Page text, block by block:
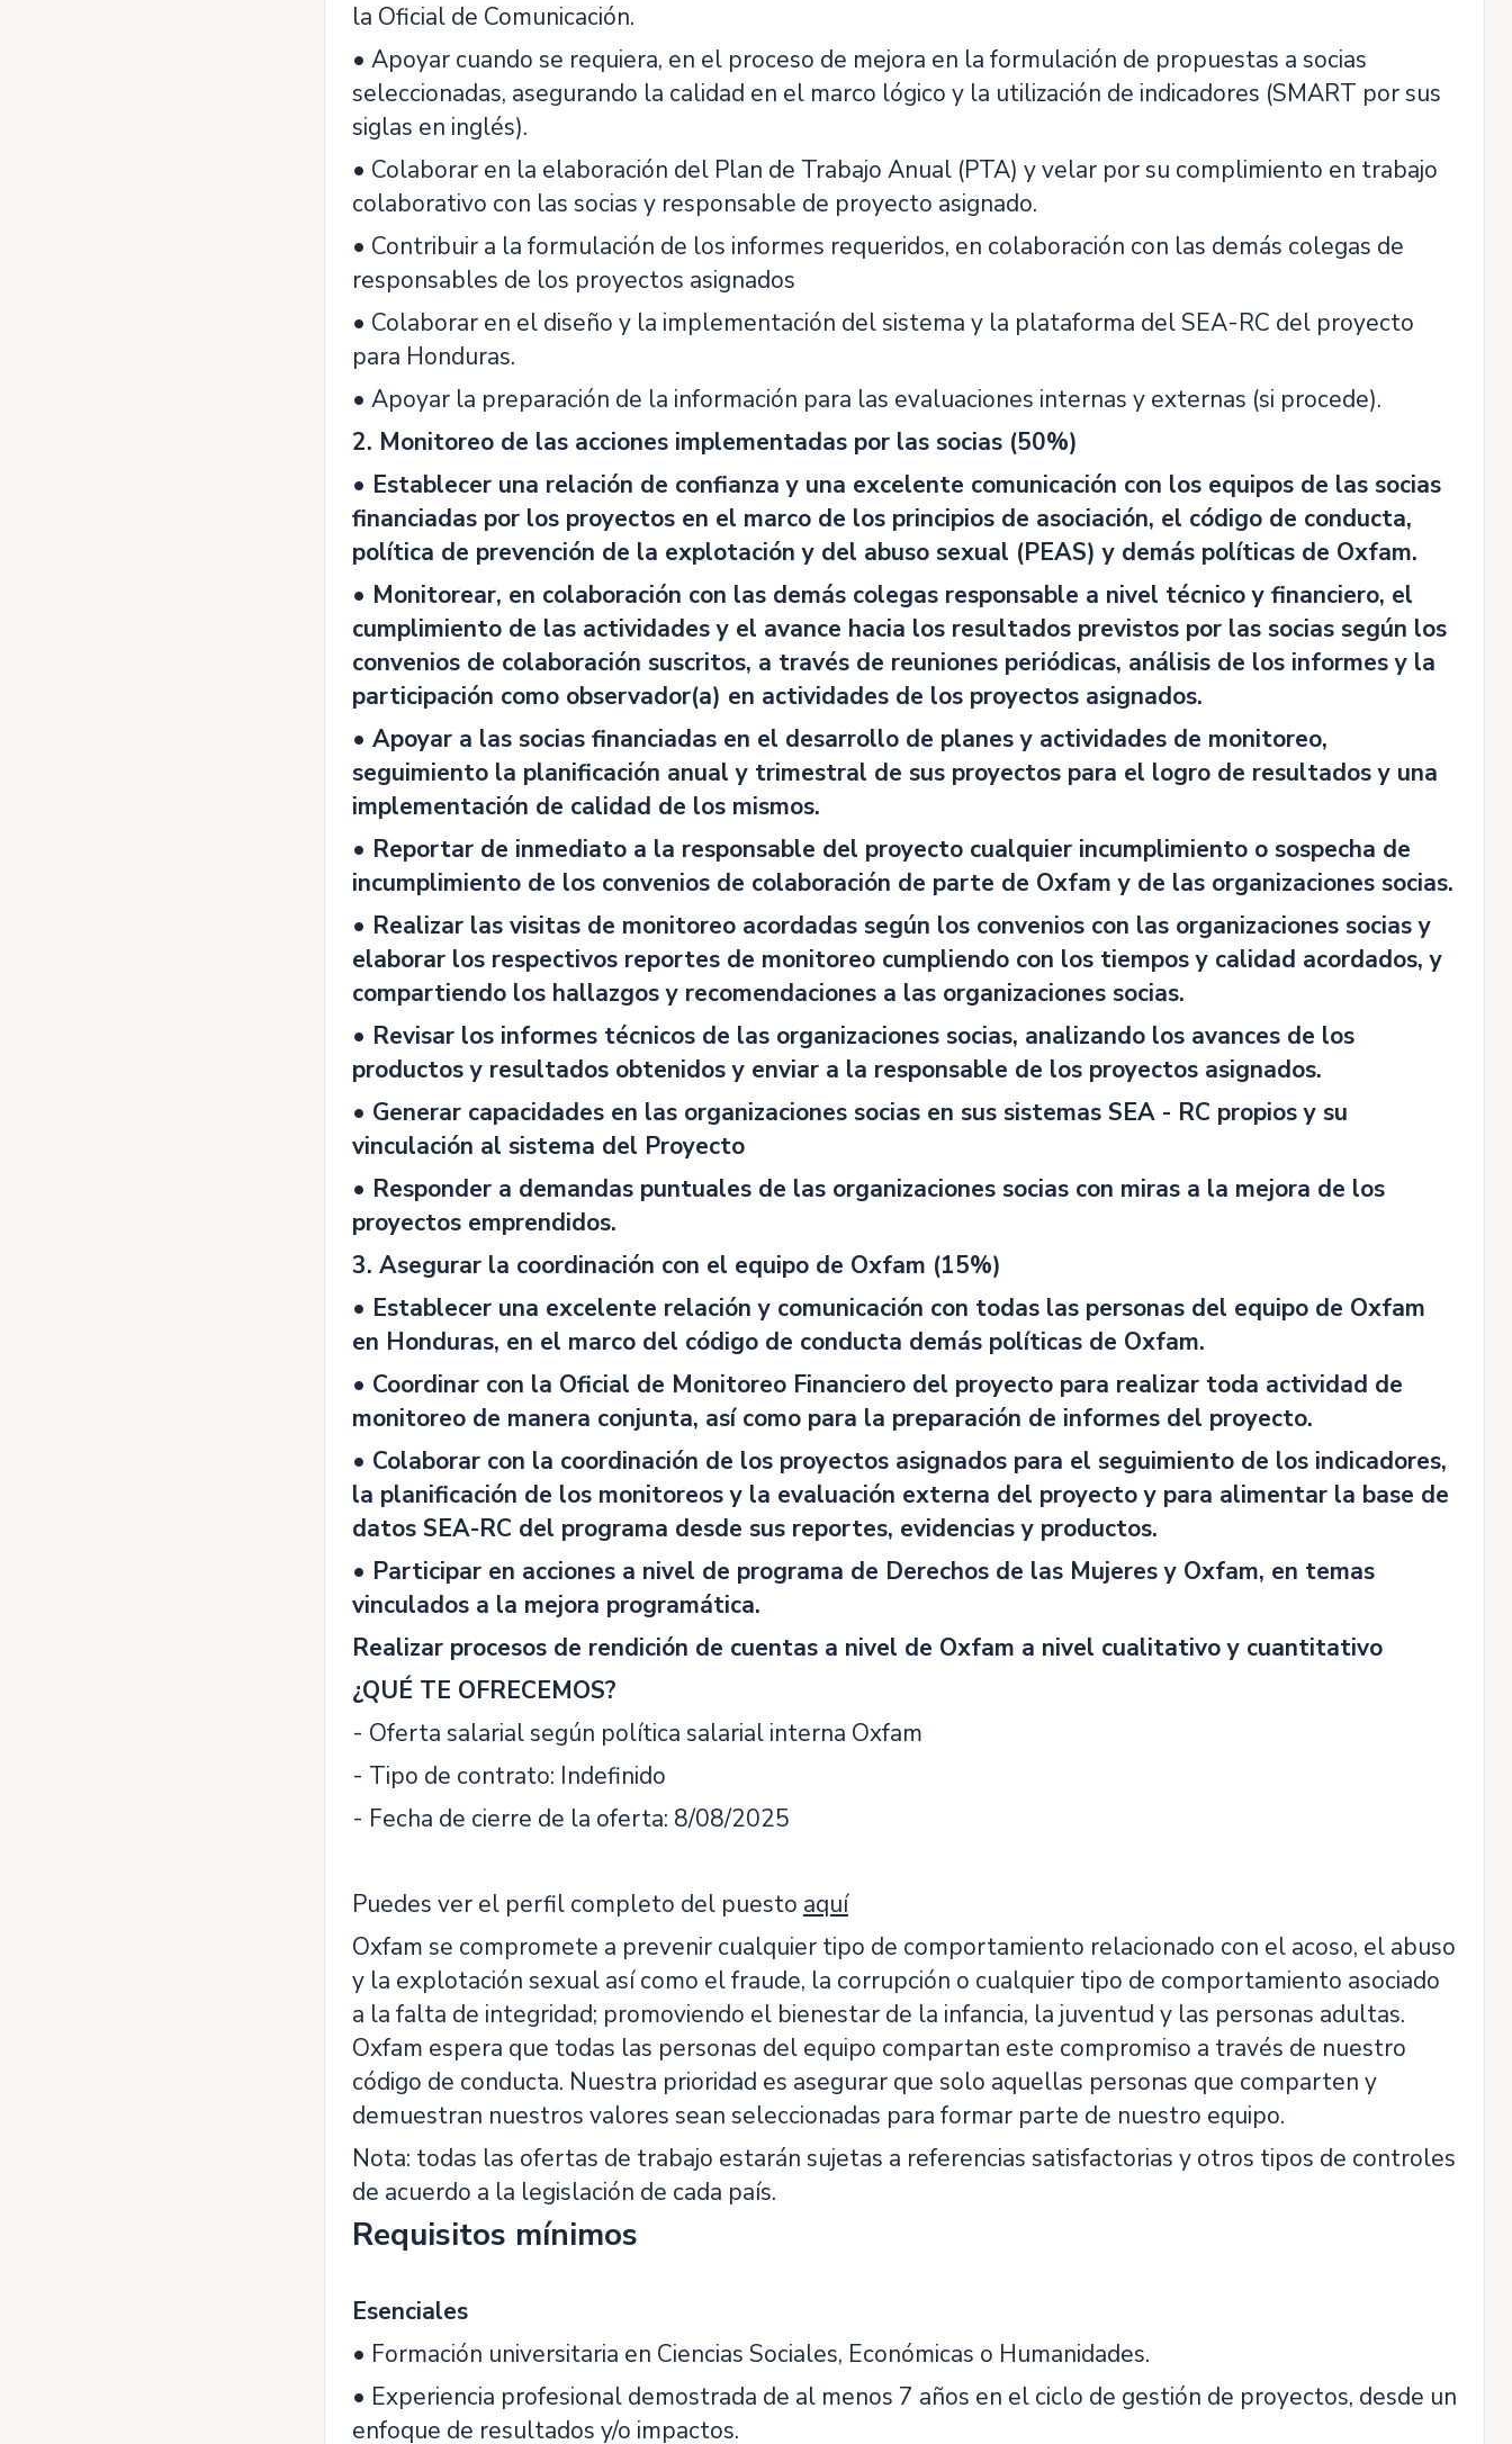
la Oficial de Comunicación.
• Apoyar cuando se requiera, en el proceso de mejora en la formulación de propuestas a socias
seleccionadas, asegurando la calidad en el marco lógico y la utilización de indicadores (SMART por sus
siglas en inglés).
• Colaborar en la elaboración del Plan de Trabajo Anual (PTA) y velar por su complimiento en trabajo
colaborativo con las socias y responsable de proyecto asignado.
• Contribuir a la formulación de los informes requeridos, en colaboración con las demás colegas de
responsables de los proyectos asignados
• Colaborar en el diseño y la implementación del sistema y la plataforma del SEA-RC del proyecto
para Honduras.
• Apoyar la preparación de la información para las evaluaciones internas y externas (si procede).
2. Monitoreo de las acciones implementadas por las socias (50%)
• Establecer una relación de confianza y una excelente comunicación con los equipos de las socias
financiadas por los proyectos en el marco de los principios de asociación, el código de conducta,
política de prevención de la explotación y del abuso sexual (PEAS) y demás políticas de Oxfam.
• Monitorear, en colaboración con las demás colegas responsable a nivel técnico y financiero, el
cumplimiento de las actividades y el avance hacia los resultados previstos por las socias según los
convenios de colaboración suscritos, a través de reuniones periódicas, análisis de los informes y la
participación como observador(a) en actividades de los proyectos asignados.
• Apoyar a las socias financiadas en el desarrollo de planes y actividades de monitoreo,
seguimiento la planificación anual y trimestral de sus proyectos para el logro de resultados y una
implementación de calidad de los mismos.
• Reportar de inmediato a la responsable del proyecto cualquier incumplimiento o sospecha de
incumplimiento de los convenios de colaboración de parte de Oxfam y de las organizaciones socias.
• Realizar las visitas de monitoreo acordadas según los convenios con las organizaciones socias y
elaborar los respectivos reportes de monitoreo cumpliendo con los tiempos y calidad acordados, y
compartiendo los hallazgos y recomendaciones a las organizaciones socias.
• Revisar los informes técnicos de las organizaciones socias, analizando los avances de los
productos y resultados obtenidos y enviar a la responsable de los proyectos asignados.
• Generar capacidades en las organizaciones socias en sus sistemas SEA - RC propios y su
vinculación al sistema del Proyecto
• Responder a demandas puntuales de las organizaciones socias con miras a la mejora de los
proyectos emprendidos.
3. Asegurar la coordinación con el equipo de Oxfam (15%)
• Establecer una excelente relación y comunicación con todas las personas del equipo de Oxfam
en Honduras, en el marco del código de conducta demás políticas de Oxfam.
• Coordinar con la Oficial de Monitoreo Financiero del proyecto para realizar toda actividad de
monitoreo de manera conjunta, así como para la preparación de informes del proyecto.
• Colaborar con la coordinación de los proyectos asignados para el seguimiento de los indicadores,
la planificación de los monitoreos y la evaluación externa del proyecto y para alimentar la base de
datos SEA-RC del programa desde sus reportes, evidencias y productos.
• Participar en acciones a nivel de programa de Derechos de las Mujeres y Oxfam, en temas
vinculados a la mejora programática.
Realizar procesos de rendición de cuentas a nivel de Oxfam a nivel cualitativo y cuantitativo
¿QUÉ TE OFRECEMOS?
- Oferta salarial según política salarial interna Oxfam
- Tipo de contrato: Indefinido
- Fecha de cierre de la oferta: 8/08/2025
Puedes ver el perfil completo del puesto aquí
Oxfam se compromete a prevenir cualquier tipo de comportamiento relacionado con el acoso, el abuso
y la explotación sexual así como el fraude, la corrupción o cualquier tipo de comportamiento asociado
a la falta de integridad; promoviendo el bienestar de la infancia, la juventud y las personas adultas.
Oxfam espera que todas las personas del equipo compartan este compromiso a través de nuestro
código de conducta. Nuestra prioridad es asegurar que solo aquellas personas que comparten y
demuestran nuestros valores sean seleccionadas para formar parte de nuestro equipo.
Nota: todas las ofertas de trabajo estarán sujetas a referencias satisfactorias y otros tipos de controles
de acuerdo a la legislación de cada país.
Requisitos mínimos
Esenciales
• Formación universitaria en Ciencias Sociales, Económicas o Humanidades.
• Experiencia profesional demostrada de al menos 7 años en el ciclo de gestión de proyectos, desde un
enfoque de resultados y/o impactos.